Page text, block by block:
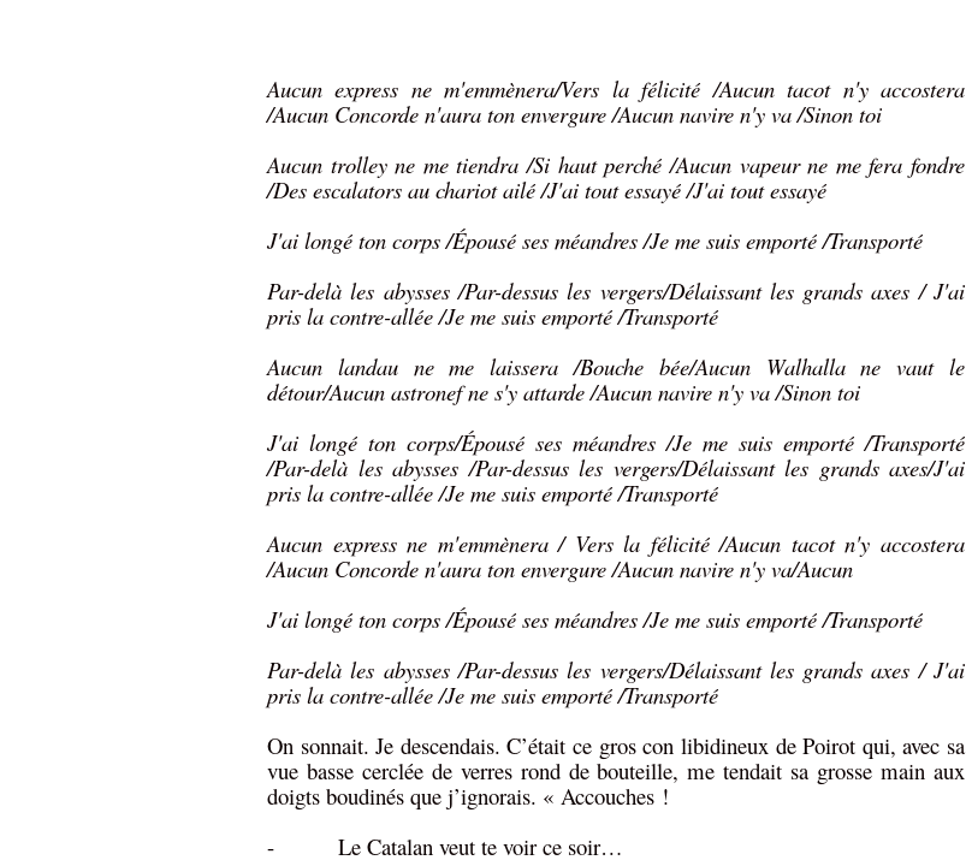
Aucun express ne m'emmènera/Vers la félicité /Aucun tacot n'y accostera
/Aucun Concorde n'aura ton envergure /Aucun navire n'y va /Sinon toi
Aucun trolley ne me tiendra /Si haut perché /Aucun vapeur ne me fera fondre
/Des escalators au chariot ailé /J'ai tout essayé /J'ai tout essayé
J'ai longé ton corps /Épousé ses méandres /Je me suis emporté /Transporté
Par-delà les abysses /Par-dessus les vergers/Délaissant les grands axes / J'ai
pris la contre-allée /Je me suis emporté /Transporté
Aucun landau ne me laissera /Bouche bée/Aucun Walhalla ne vaut le
détour/Aucun astronef ne s'y attarde /Aucun navire n'y va /Sinon toi
J'ai longé ton corps/Épousé ses méandres /Je me suis emporté /Transporté
/Par-delà les abysses /Par-dessus les vergers/Délaissant les grands axes/J'ai
pris la contre-allée /Je me suis emporté /Transporté
Aucun express ne m'emmènera / Vers la félicité /Aucun tacot n'y accostera
/Aucun Concorde n'aura ton envergure /Aucun navire n'y va/Aucun
J'ai longé ton corps /Épousé ses méandres /Je me suis emporté /Transporté
Par-delà les abysses /Par-dessus les vergers/Délaissant les grands axes / J'ai
pris la contre-allée /Je me suis emporté /Transporté
On sonnait. Je descendais. C’était ce gros con libidineux de Poirot qui, avec sa
vue basse cerclée de verres rond de bouteille, me tendait sa grosse main aux
doigts boudinés que j’ignorais. « Accouches !
- Le Catalan veut te voir ce soir…